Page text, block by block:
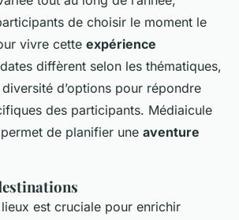
de choisir le moment le
vivre cette expérience
diffèrent selon les thématiques,
d’options pour répondre
des participants. Médiaicule
de planifier une aventure
est cruciale pour enrichir